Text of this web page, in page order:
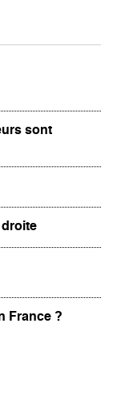
sont
droite
France ?